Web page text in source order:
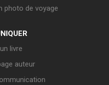
photo de voyage
livre
auteur